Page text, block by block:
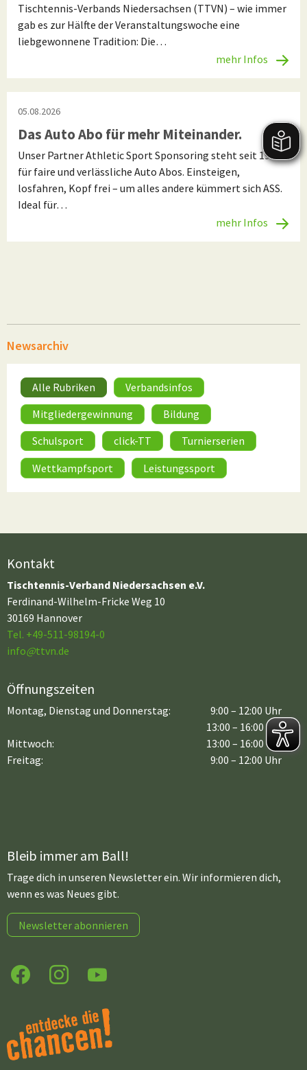
Tischtennis-Verbands Niedersachsen (TTVN) – wie immer
gab es zur Hälfte der Veranstaltungswoche eine
liebgewonnene Tradition: Die…
mehr Infos
05.08.2026
Das Auto Abo für mehr Miteinander.
Unser Partner Athletic Sport Sponsoring steht seit 1997
für faire und verlässliche Auto Abos. Einsteigen,
losfahren, Kopf frei – um alles andere kümmert sich ASS.
Ideal für…
mehr Infos
Newsarchiv
Alle Rubriken
Verbandsinfos
Mitgliedergewinnung
Bildung
Schulsport
click-TT
Turnierserien
Wettkampfsport
Leistungssport
Kontakt
Tischtennis-Verband Niedersachsen e.V.
Ferdinand-Wilhelm-Fricke Weg 10
30169 Hannover
Tel. +49-511-98194-0
info@ttvn.de
Öffnungszeiten
Montag, Dienstag und Donnerstag:
9:00 – 12:00 Uhr
13:00 – 16:00 Uhr
Mittwoch:
Freitag:
13:00 – 16:00 Uhr
9:00 – 12:00 Uhr
Bleib immer am Ball!
Trage dich in unseren Newsletter ein. Wir informieren dich,
wenn es was Neues gibt.
Newsletter abonnieren